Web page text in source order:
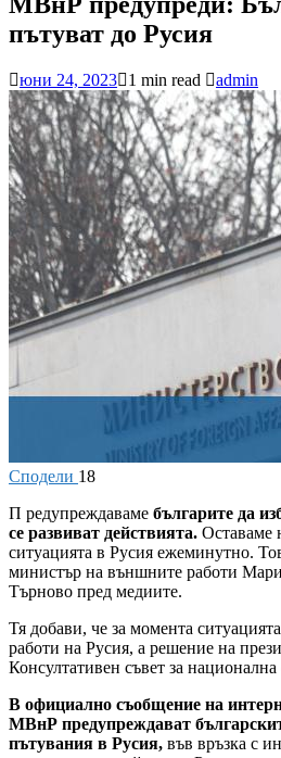
пътуват до Русия
юни 24, 2023 1 min read admin
Сподели 18
П редупреждаваме българите да
се развиват действията. Оставаме
ситуацията в Русия ежеминутно.
министър на външните работи
Търново пред медиите.
Тя добави, че за момента
работи на Русия, а решение на
Консултативен съвет за национална
В официално съобщение на
МВнР предупреждават
пътувания в Русия, във връзка с